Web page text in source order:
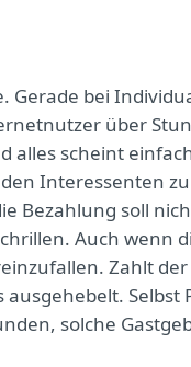
Gerade bei
über
alles scheint
Interessenten
Bezahlung soll
Auch wenn
Zahlt
solche